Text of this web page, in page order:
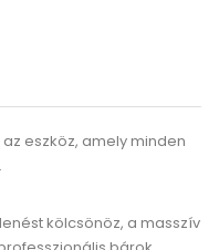
az eszköz, amely minden
kölcsönöz, a masszív